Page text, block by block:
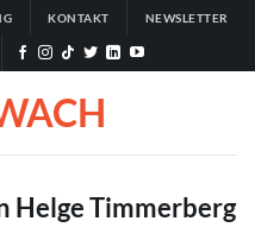
KONTAKT NEWSLETTER
Helge Timmerberg